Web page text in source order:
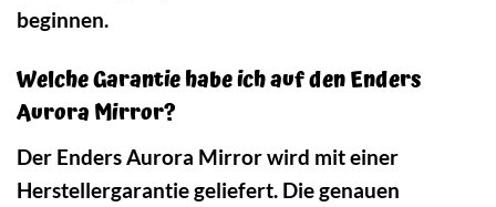
beginnen.
Welche Garantie habe ich auf den Enders
Aurora Mirror?
Der Enders Aurora Mirror wird mit einer
Herstellergarantie geliefert. Die genauen